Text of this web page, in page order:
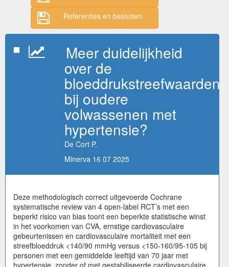
Referenties en besluiten
Meer duidelijkheid
over de
bloeddrukstreefwaarden
bij oudere
volwassenen met
hypertensie?
De Cort P.
Minerva 16 07 2025
Deze methodologisch correct uitgevoerde Cochrane
systematische review van 4 open-label RCT’s met een
beperkt risico van bias toont een beperkte statistische winst
in het voorkomen van CVA, ernstige cardiovasculaire
gebeurtenissen en cardiovasculaire mortaliteit met een
streefbloeddruk <140/90 mmHg versus <150-160/95-105 bij
personen met een gemiddelde leeftijd van 70 jaar met